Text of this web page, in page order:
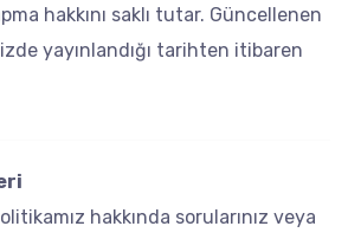
hakkını saklı tutar. Güncellenen
yayınlandığı tarihten itibaren
hakkında sorularınız veya